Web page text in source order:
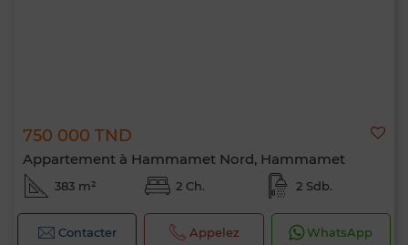
750 000 TND
Appartement à Hammamet Nord, Hammamet
383 m² 2 Ch. 2 Sdb.
Contacter Appelez WhatsApp